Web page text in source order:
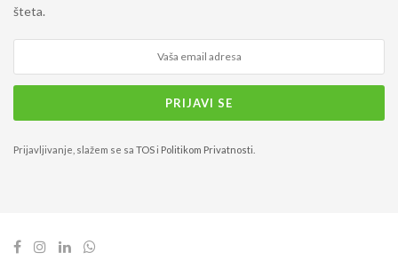
šteta.
Prijavljivanje, slažem se sa TOSi Politikom Privatnosti